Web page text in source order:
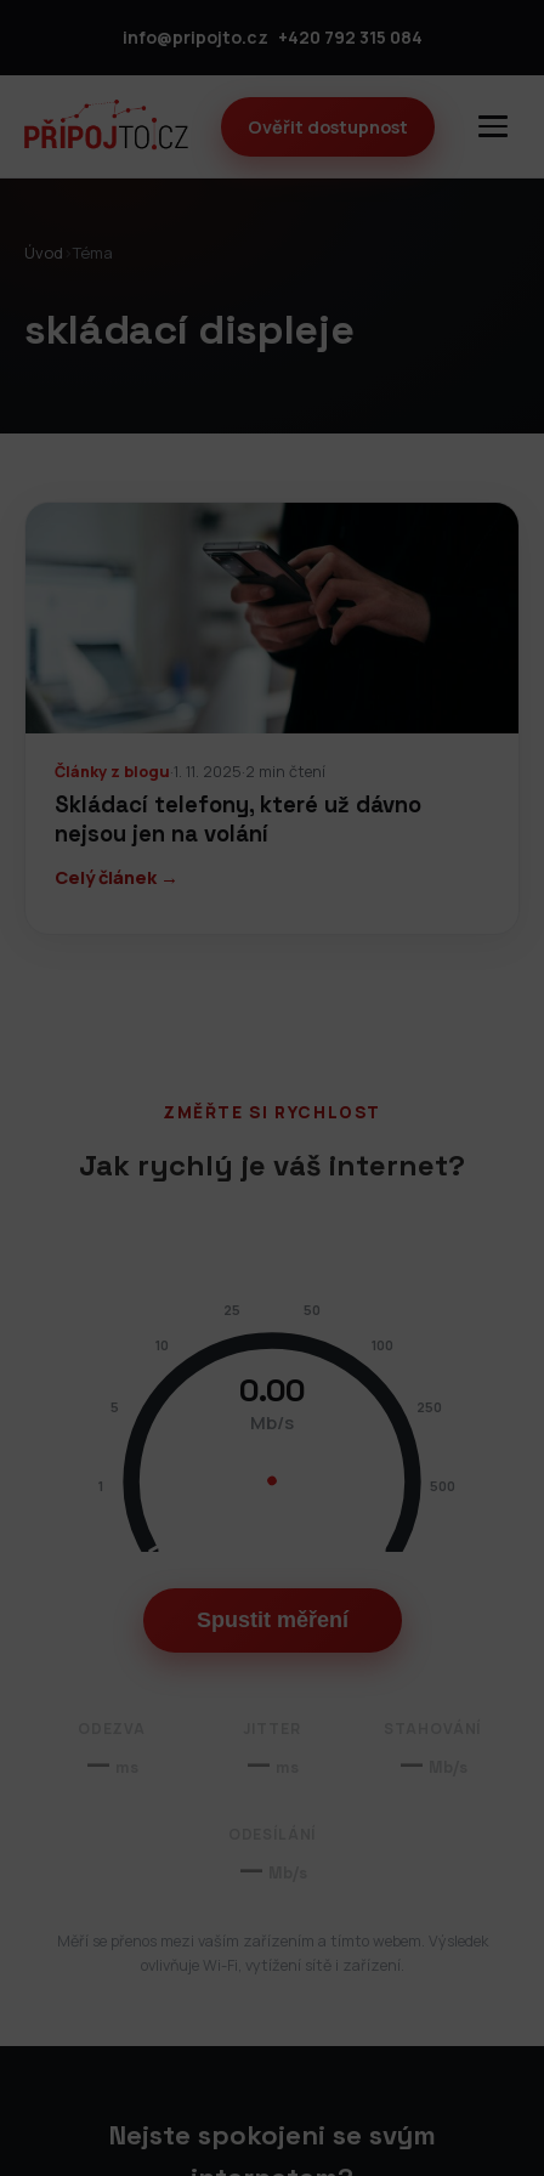
info@pripojto.cz +420 792 315 084
Ověřit dostupnost
Úvod Téma
skládací displeje
Články z blogu·1. 11. 2025·2 min čtení
Skládací telefony, které už dávno
nejsou jen na volání
Celý článek →
ZMĚŘTE SI RYCHLOST
Jak rychlý je váš internet?
1
5
10
25
50
100
250
500
0.00
Mb/s
Spustit měření
— — —
—
Měří se přenos mezi vaším zařízením a tímto webem. Výsledek
ovlivňuje Wi-Fi, vytížení sítě i zařízení.
Nejste spokojeni se svým